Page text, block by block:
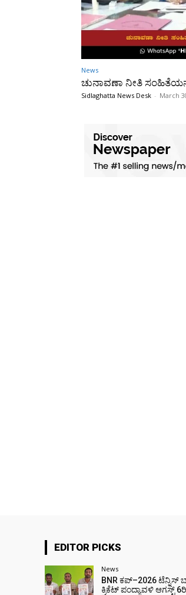
News
ಚುನಾವಣಾ ನೀತಿ
Sidlaghatta News Desk - March
EDITOR PICKS
News
BNR ಕಪ್–2026 ಟೆನ್ನಿಸ್
ಕ್ರಿಕೆಟ್ ಪಂದ್ಯಾವಳಿ ಆಗಸ್ಟ್